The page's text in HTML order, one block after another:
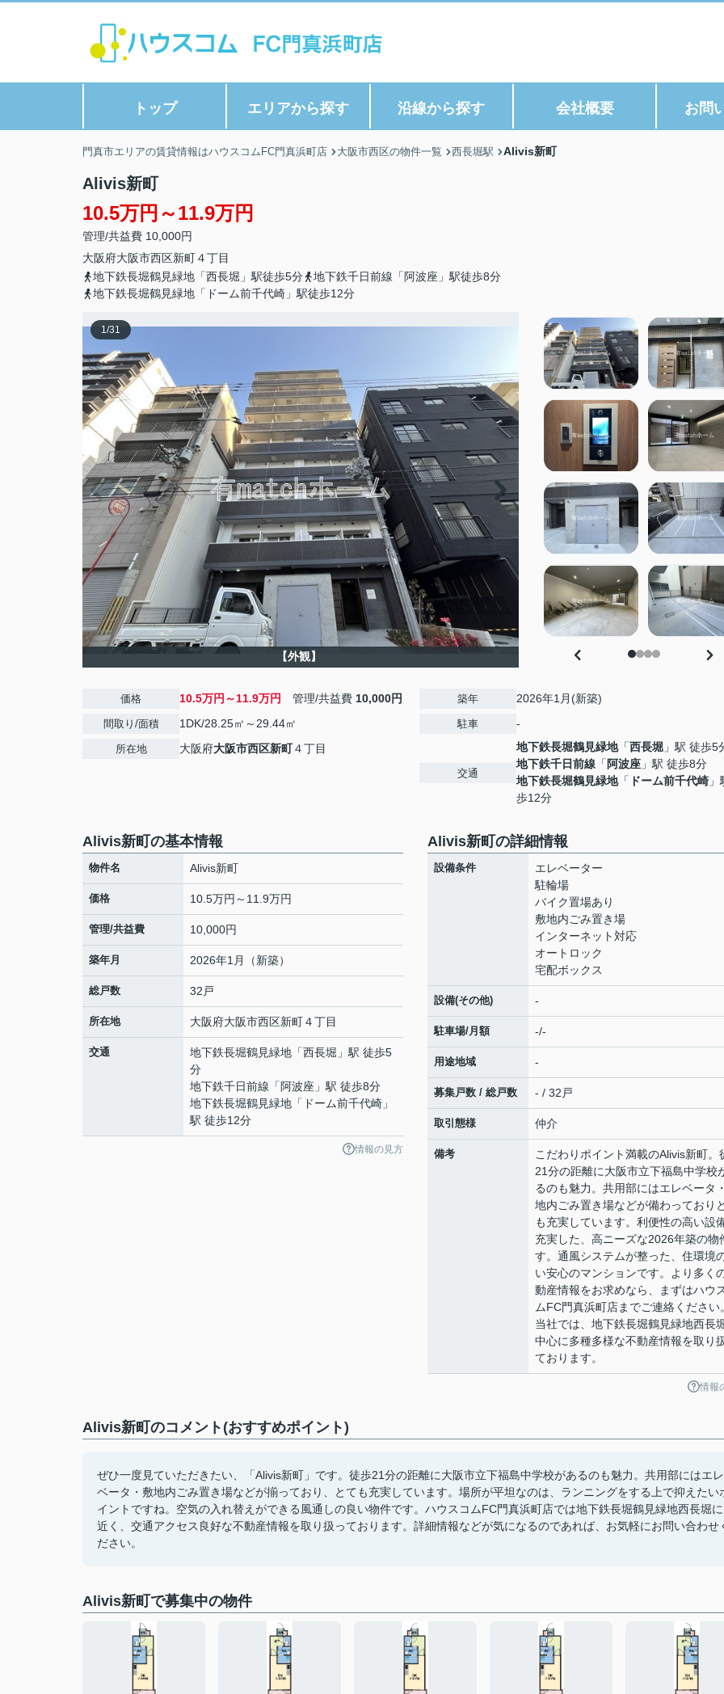
トップ エリアから探す 沿線から探す 会社概要 お問
門真市エリアの賃貸情報はハウスコムFC門真浜町店 大阪市西区の物件一覧 西長堀駅 Alivis新町
Alivis新町
10.5万円～11.9万円
管理/共益費 10,000円
大阪府大阪市西区新町４丁目
地下鉄長堀鶴見緑地「西長堀」駅徒歩5分
地下鉄千日前線「阿波座」駅徒歩8分
地下鉄長堀鶴見緑地「ドーム前千代崎」駅徒歩12分
1/31
【外観】
価格 10.5万円～11.9万円 管理/共益費 10,000円
間取り/面積 1DK/28.25㎡～29.44㎡
所在地 大阪府大阪市西区新町４丁目
築年 2026年1月(新築)
駐車 -
交通
地下鉄長堀鶴見緑地「西長堀 」駅 徒歩5
地下鉄千日前線 「 阿波座 」駅 徒歩8分
地下鉄長堀鶴見緑地「 ドーム前千代崎
歩12分
Alivis新町の基本情報
物件名 Alivis新町
価格 10.5万円～11.9万円
管理/共益費 10,000円
築年月 2026年1月（新築）
総戸数 32戸
所在地 大阪府大阪市西区新町４丁目
交通 地下鉄長堀鶴見緑地 「西長堀 」駅 徒歩5
分
地下鉄千日前線 「 阿波座 」駅 徒歩8分
地下鉄長堀鶴見緑地 「 ドーム前千代崎 」
駅 徒歩12分
情報の見方
Alivis新町の詳細情報
設備条件
エレベーター
駐輪場
バイク置場あり
敷地内ごみ置き場
インターネット対応
オートロック
宅配ボックス
設備(その他) -
駐車場/月額 -/-
用途地域 -
募集戸数 / 総戸数 - / 32戸
取引態様 仲介
備考
こだわりポイント満載のAlivis新町。
21分の距離に大阪市立下福島中学校
るのも魅力。共用部にはエレベータ
地内ごみ置き場などが備わっており
も充実しています。利便性の高い設
充実した、高ニーズな2026年築の物
す。通風システムが整った、住環境
い安心のマンションです。より多く
動産情報をお求めなら、まずはハウ
ムFC門真浜町店までご連絡ください。
当社では、地下鉄長堀鶴見緑地西長
中心に多種多様な不動産情報を取り
ております。
情報
Alivis新町のコメント(おすすめポイント)
ぜひ一度見ていただきたい、「Alivis新町」です。徒歩21分の距離に大阪市立下福島中学校があるのも魅力。共用部にはエレ
ベータ・敷地内ごみ置き場などが揃っており、とても充実しています。場所が平坦なのは、ランニングをする上で抑えたい
イントですね。空気の入れ替えができる風通しの良い物件です。ハウスコムFC門真浜町店では地下鉄長堀鶴見緑地西長堀に
近く、交通アクセス良好な不動産情報を取り扱っております。詳細情報などが気になるのであれば、お気軽にお問い合わせ
ださい。
Alivis新町で募集中の物件